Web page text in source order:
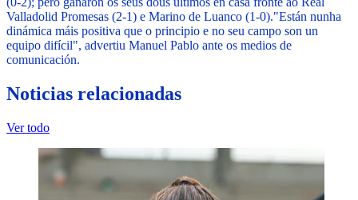
Valladolid Promesas (2-1) e Marino de Luanco (1-0)."Están nunha
dinámica máis positiva que o principio e no seu campo son un
equipo difícil", advertiu Manuel Pablo ante os medios de
comunicación.
Noticias relacionadas
Ver todo